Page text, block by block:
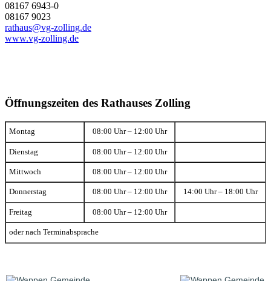
08167 6943-0
08167 9023
rathaus@vg-zolling.de
www.vg-zolling.de
Öffnungszeiten des Rathauses Zolling
Montag 08:00 Uhr – 12:00 Uhr
Dienstag 08:00 Uhr – 12:00 Uhr
Mittwoch 08:00 Uhr – 12:00 Uhr
Donnerstag 08:00 Uhr – 12:00 Uhr 14:00 Uhr – 18:00 Uhr
Freitag 08:00 Uhr – 12:00 Uhr
oder nach Terminabsprache